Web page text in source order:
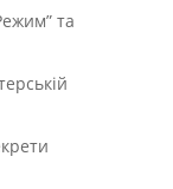
та